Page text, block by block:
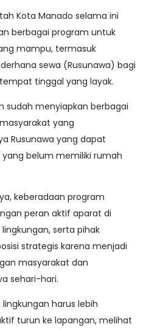
Kota Manado selama ini
berbagai program untuk
mampu, termasuk
sewa (Rusunawa) bagi
tinggal yang layak.
sudah menyiapkan berbagai
yang
Rusunawa yang dapat
belum memiliki rumah
keberadaan program
peran aktif aparat di
serta pihak
strategis karena menjadi
masyarakat dan
sehari-hari.
harus lebih
turun ke lapangan, melihat